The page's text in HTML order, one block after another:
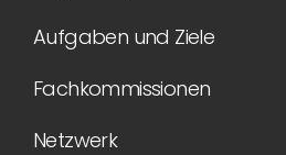
Aufgaben und Ziele
Fachkommissionen
Netzwerk